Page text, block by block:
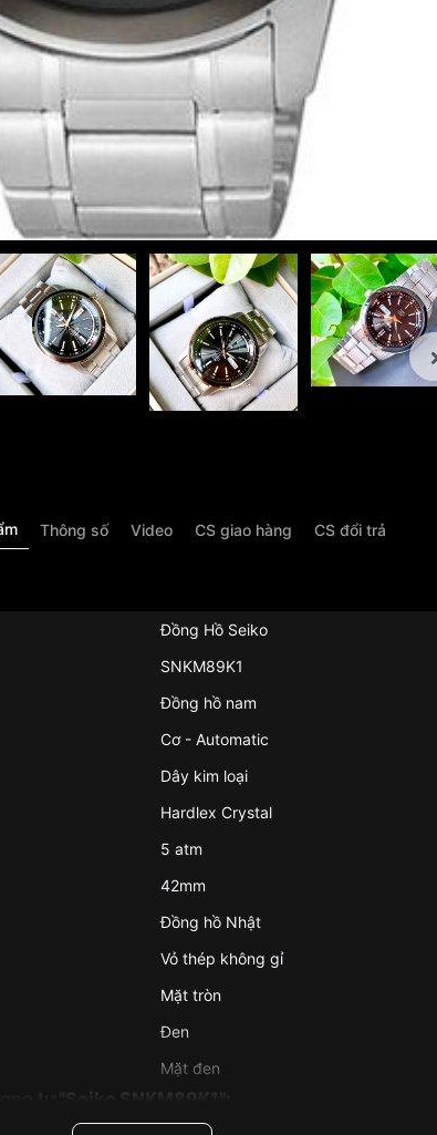
Thông số Video CS giao hàng CS đổi trả
Đồng Hồ Seiko
SNKM89K1
Đồng hồ nam
Cơ - Automatic
Dây kim loại
Hardlex Crystal
5 atm
42mm
Đồng hồ Nhật
Vỏ thép không gỉ
Mặt tròn
Đen
Mặt đen
tự "Seiko SNKM89K1":